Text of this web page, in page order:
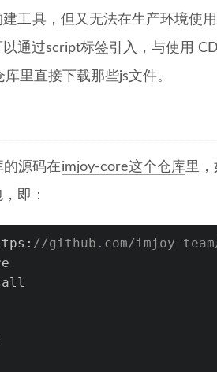
工具，但又无法在生产环境使
通过script标签引入，与使用
库里直接下载那些js文件。
源码在imjoy-core这个仓库里
即：
//github.com/imjoy-